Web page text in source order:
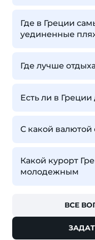
Где в Греции
уединенные
Где лучше
Есть ли в
С какой валютой
Какой курорт
молодежным
ВСЕ